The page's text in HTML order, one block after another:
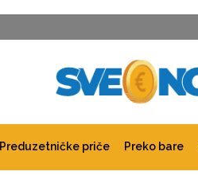
Preduzetničke priče Preko bare